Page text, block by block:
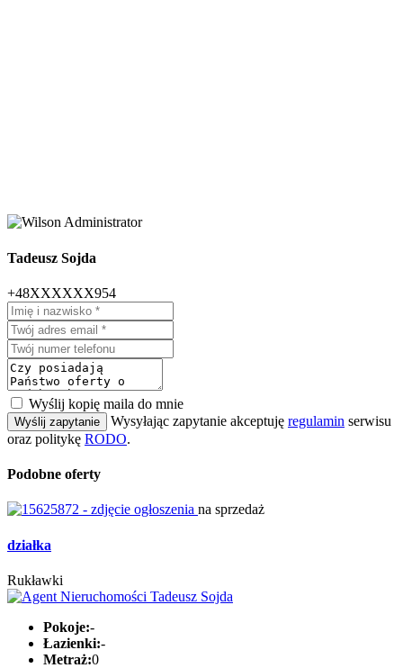
Tadeusz Sojda
+48XXXXXX954
Wyślij kopię maila do mnie
Wyślij zapytanie Wysyłając zapytanie akceptuję regulamin serwisu
oraz politykę RODO.
Podobne oferty
na sprzedaż
działka
Rukławki
Pokoje:-
Łazienki:-
Metraż:0